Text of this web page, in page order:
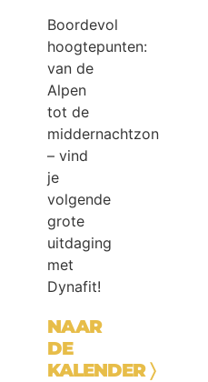
Boordevol
hoogtepunten:
van de
Alpen
tot de
middernachtzon
– vind
je
volgende
grote
uitdaging
met
Dynafit!
NAAR
DE
KALENDER〉